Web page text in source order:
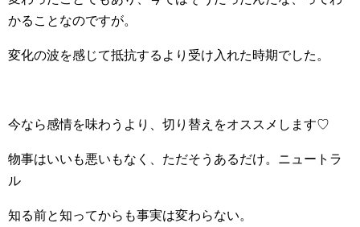
かることなのですが。
変化の波を感じて抵抗するより受け入れた時期でした。
今なら感情を味わうより、切り替えをオススメします♡
物事はいいも悪いもなく、ただそうあるだけ。ニュートラ
ル
知る前と知ってからも事実は変わらない。